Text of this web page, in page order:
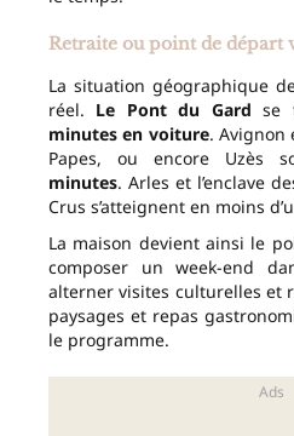
Retraite ou point de départ
La situation géographique
réel. Le Pont du Gard se
minutes en voiture. Avignon
Papes, ou encore Uzès
minutes. Arles et l’enclave
Crus s’atteignent en moins
La maison devient ainsi le
composer un week-end
alterner visites culturelles et
paysages et repas
le programme.